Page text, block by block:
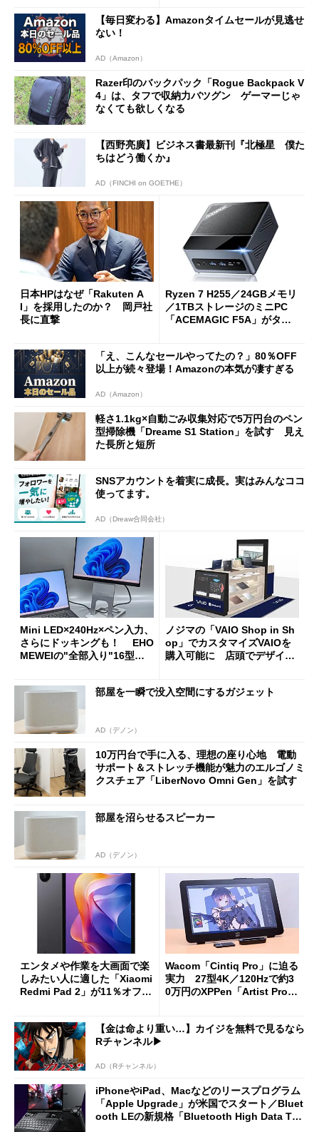
【毎日変わる】Amazonタイムセールが見逃せ
ない！
AD（Amazon）
Razer印のバックパック「Rogue Backpack V
4」は、タフで収納力バツグン ゲーマーじゃ
なくても欲しくなる
【西野亮廣】ビジネス書最新刊『北極星 僕た
ちはどう働くか』
AD（FINCHI on GOETHE）
日本HPはなぜ「Rakuten A
I」を採用したのか？ 岡戸社
長に直撃
Ryzen 7 H255／24GBメモリ
／1TBストレージのミニPC
「ACEMAGIC F5A」がタイ
「え、こんなセールやってたの？」80％OFF
以上が続々登場！Amazonの本気が凄すぎる
AD（Amazon）
軽さ1.1kg×自動ごみ収集対応で5万円台のペン
型掃除機「Dreame S1 Station」を試す 見え
た長所と短所
SNSアカウントを着実に成長。実はみんなココ
使ってます。
AD（Dreaw合同会社）
Mini LED×240Hz×ペン入力、
さらにドッキングも！ EHO
MEWEIの"全部入り"16型モ
ノジマの「VAIO Shop in Sh
op」でカスタマイズVAIOを
購入可能に 店頭でデザイン
部屋を一瞬で没入空間にするガジェット
AD（デノン）
10万円台で手に入る、理想の座り心地 電動
サポート＆ストレッチ機能が魅力のエルゴノミ
クスチェア「LiberNovo Omni Gen」を試す
部屋を沼らせるスピーカー
AD（デノン）
エンタメや作業を大画面で楽
しみたい人に適した「Xiaomi
Redmi Pad 2」が11％オフの
Wacom「Cintiq Pro」に迫る
実力 27型4K／120Hzで約3
0万円のXPPen「Artist Pro 2
【金は命より重い…】カイジを無料で見るなら
Rチャンネル▶︎
AD（Rチャンネル）
iPhoneやiPad、Macなどのリースプログラム
「Apple Upgrade」が米国でスタート／Bluet
ooth LEの新規格「Bluetooth High Data Thr